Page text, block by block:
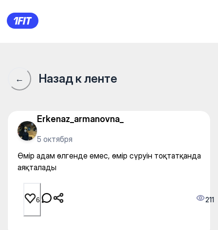
Өмір адам өлгенде емес,
← Назад к ленте
Erkenaz_armanovna_
5 октября
Өмір адам өлгенде емес, өмір сүруін тоқтатқанда
аяқталады
6 211